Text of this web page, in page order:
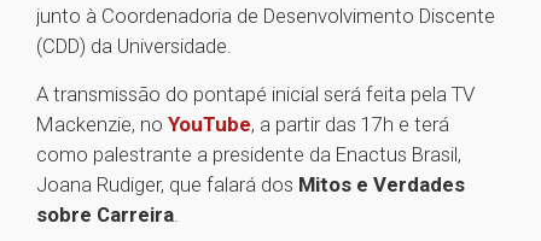
junto à Coordenadoria de Desenvolvimento Discente
(CDD) da Universidade.
A transmissão do pontapé inicial será feita pela TV
Mackenzie, no YouTube, a partir das 17h e terá
como palestrante a presidente da Enactus Brasil,
Joana Rudiger, que falará dos Mitos e Verdades
sobre Carreira.